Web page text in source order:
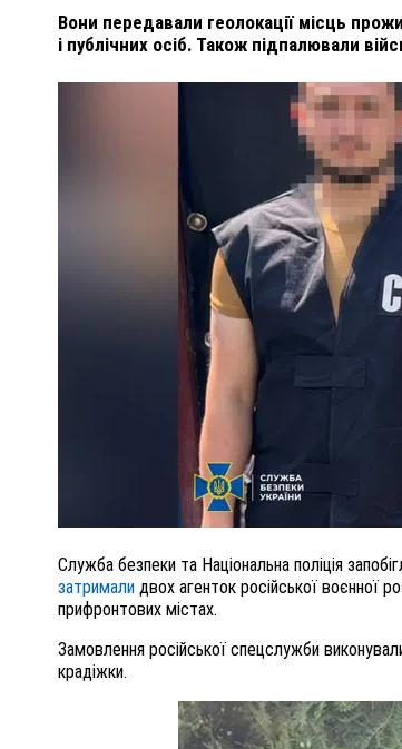
Вони передавали геолокації місць
і публічних осіб. Також підпалювали
Служба безпеки та Національна поліція
затримали двох агенток російської воєнної
прифронтових містах.
Замовлення російської спецслужби
крадіжки.
ВНАСЛІДОК ПОРАНЕНЬ, ОТРИМАНИХ
ПОМЕР ВОЇН ЮРІЙ ВОЙТИК
0